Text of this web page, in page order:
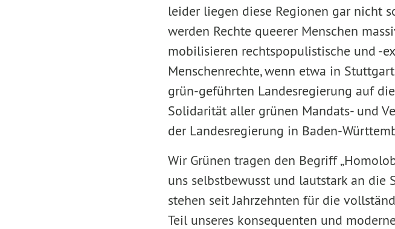
leider liegen diese Regionen gar nicht
werden Rechte queerer Menschen
mobilisieren rechtspopulistische und -
Menschenrechte, wenn etwa in
grün-geführten Landesregierung auf
Solidarität aller grünen Mandats- und
der Landesregierung in Baden-
Wir Grünen tragen den Begriff
uns selbstbewusst und lautstark an
stehen seit Jahrzehnten für die
Teil unseres konsequenten und